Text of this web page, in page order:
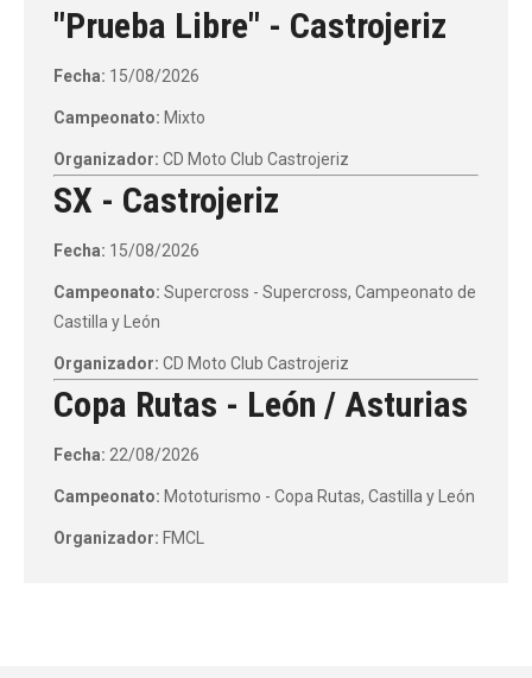
"Prueba Libre" - Castrojeriz
Fecha: 15/08/2026
Campeonato: Mixto
Organizador: CD Moto Club Castrojeriz
SX - Castrojeriz
Fecha: 15/08/2026
Campeonato: Supercross - Supercross, Campeonato de
Castilla y León
Organizador: CD Moto Club Castrojeriz
Copa Rutas - León / Asturias
Fecha: 22/08/2026
Campeonato: Mototurismo - Copa Rutas, Castilla y León
Organizador: FMCL